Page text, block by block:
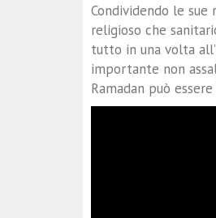
Condividendo le
religioso che
tutto in una volta
importante non
Ramadan può